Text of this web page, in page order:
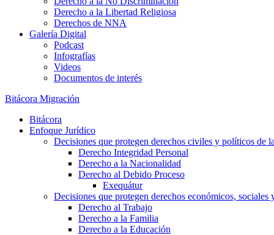
Derecho a la Libertad Religiosa
Derechos de NNA
Galería Digital
Podcast
Infografías
Videos
Documentos de interés
Bitácora Migración
Bitácora
Enfoque Jurídico
Decisiones que protegen derechos civiles y políticos de
Derecho Integridad Personal
Derecho a la Nacionalidad
Derecho al Debido Proceso
Exequátur
Decisiones que protegen derechos económicos,
Derecho al Trabajo
Derecho a la Familia
Derecho a la Educación